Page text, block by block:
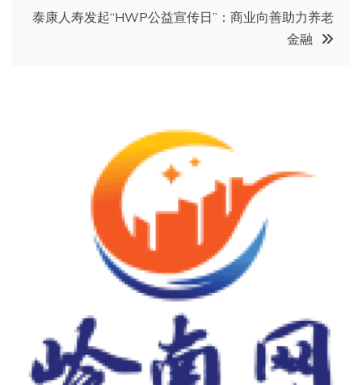
泰康人寿发起“HWP公益宣传日”：商业向善助力养老
金融